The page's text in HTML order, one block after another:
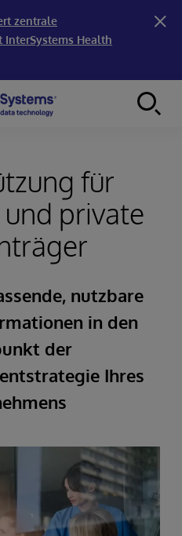
zentrale
Health
für
private
nutzbare
in den
der
Ihres